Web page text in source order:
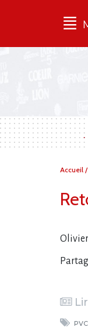
Qu'est-ce
Campagnes
Vous
Accueil /
PVC